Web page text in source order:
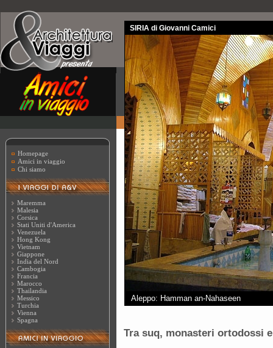
Homepage
Amici in viaggio
Chi siamo
Maremma
Malesia
Corsica
Stati Uniti d'America
Venezuela
Hong Kong
Vietnam
Giappone
India del Nord
Cambogia
Francia
Marocco
Thailandia
Messico
Turchia
Vienna
Spagna
SIRIA di Giovanni Camici
Aleppo: Hamman an-Nahaseen
Tra suq, monasteri ortodossi